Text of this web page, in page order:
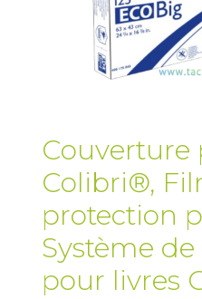
Couverture
Colibri®,
protection
Système
pour livres